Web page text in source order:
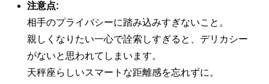
注意点:
相手のプライバシーに踏み込みすぎないこと。
親しくなりたい一心で詮索しすぎると、デリカシー
がないと思われてしまいます。
天秤座らしいスマートな距離感を忘れずに。